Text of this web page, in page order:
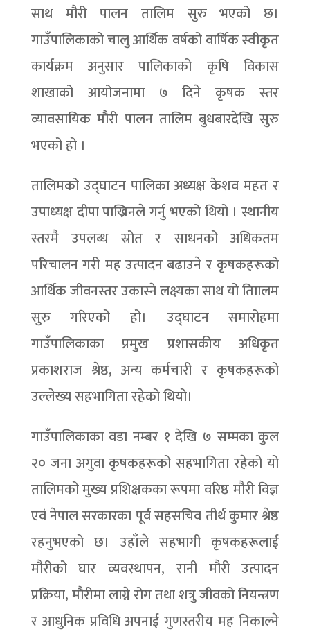
साथ मौरी पालन तालिम सुरु भएको छ।
गाउँपालिकाको चालु आर्थिक वर्षको वार्षिक स्वीकृत
कार्यक्रम अनुसार पालिकाको कृषि विकास
शाखाको आयोजनामा ७ दिने कृषक स्तर
व्यावसायिक मौरी पालन तालिम बुधबारदेखि सुरु
भएको हो ।
तालिमको उद्घाटन पालिका अध्यक्ष केशव महत र
उपाध्यक्ष दीपा पाख्रिनले गर्नु भएको थियो । स्थानीय
स्तरमै उपलब्ध स्रोत र साधनको अधिकतम
परिचालन गरी मह उत्पादन बढाउने र कृषकहरूको
आर्थिक जीवनस्तर उकास्ने लक्ष्यका साथ यो ताािलम
सुरु गरिएको हो। उद्घाटन समारोहमा
गाउँपालिकाका प्रमुख प्रशासकीय अधिकृत
प्रकाशराज श्रेष्ठ, अन्य कर्मचारी र कृषकहरूको
उल्लेख्य सहभागिता रहेको थियो।
गाउँपालिकाका वडा नम्बर १ देखि ७ सम्मका कुल
२० जना अगुवा कृषकहरूको सहभागिता रहेको यो
तालिमको मुख्य प्रशिक्षकका रूपमा वरिष्ठ मौरी विज्ञ
एवं नेपाल सरकारका पूर्व सहसचिव तीर्थ कुमार श्रेष्ठ
रहनुभएको छ। उहाँले सहभागी कृषकहरूलाई
मौरीको घार व्यवस्थापन, रानी मौरी उत्पादन
प्रक्रिया, मौरीमा लाग्ने रोग तथा शत्रु जीवको नियन्त्रण
र आधुनिक प्रविधि अपनाई गुणस्तरीय मह निकाल्ने